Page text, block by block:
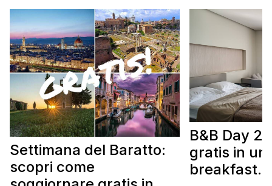
Settimana del Baratto:
scopri come
B&B Day
gratis in un
breakfast.